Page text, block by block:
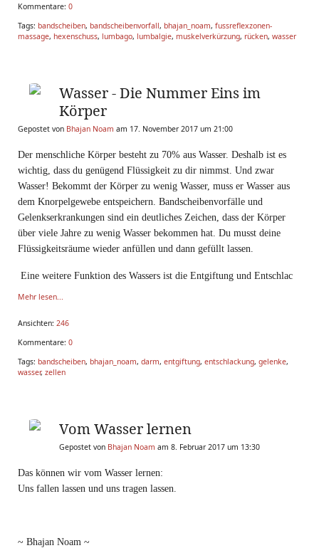
Kommentare: 0
Tags: bandscheiben, bandscheibenvorfall, bhajan_noam, fussreflexzonen-
massage, hexenschuss, lumbago, lumbalgie, muskelverkürzung, rücken, wasser
Wasser - Die Nummer Eins im
Körper
Gepostet von Bhajan Noam am 17. November 2017 um 21:00
Der menschliche Körper besteht zu 70% aus Wasser. Deshalb ist es
wichtig, dass du genügend Flüssigkeit zu dir nimmst. Und zwar
Wasser! Bekommt der Körper zu wenig Wasser, muss er Wasser aus
dem Knorpelgewebe entspeichern. Bandscheibenvorfälle und
Gelenkserkrankungen sind ein deutliches Zeichen, dass der Körper
über viele Jahre zu wenig Wasser bekommen hat. Du musst deine
Flüssigkeitsräume wieder anfüllen und dann gefüllt lassen.
Eine weitere Funktion des Wassers ist die Entgiftung und Entschlac
Mehr lesen...
Ansichten: 246
Kommentare: 0
Tags: bandscheiben, bhajan_noam, darm, entgiftung, entschlackung, gelenke,
wasser, zellen
Vom Wasser lernen
Gepostet von Bhajan Noam am 8. Februar 2017 um 13:30
Das können wir vom Wasser lernen:
Uns fallen lassen und uns tragen lassen.
~ Bhajan Noam ~